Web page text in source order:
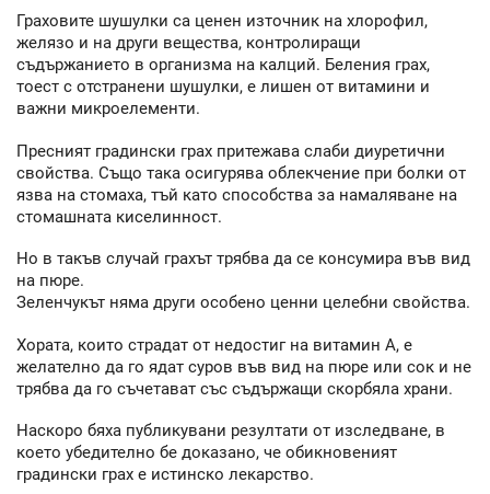
Граховите шушулки са ценен източник на хлорофил,
желязо и на други вещества, контролиращи
съдържанието в организма на калций. Беления грах,
тоест с отстранени шушулки, е лишен от витамини и
важни микроелементи.
Пресният градински грах притежава слаби диуретични
свойства. Също така осигурява облекчение при болки от
язва на стомаха, тъй като способства за намаляване на
стомашната киселинност.
Но в такъв случай грахът трябва да се консумира във вид
на пюре.
Зеленчукът няма други особено ценни целебни свойства.
Хората, които страдат от недостиг на витамин А, е
желателно да го ядат суров във вид на пюре или сок и не
трябва да го съчетават със съдържащи скорбяла храни.
Наскоро бяха публикувани резултати от изследване, в
което убедително бе доказано, че обикновеният
градински грах е истинско лекарство.